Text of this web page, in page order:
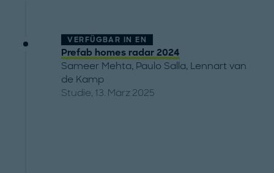
VERFÜGBAR IN EN
Prefab homes radar 2024
Sameer Mehta, Paulo Salla, Lennart van
de Kamp
Studie, 13. März 2025